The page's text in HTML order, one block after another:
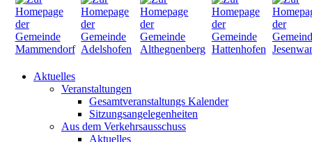
Aktuelles
Veranstaltungen
Gesamtveranstaltungs Kalender
Sitzungsangelegenheiten
Aus dem Verkehrsausschuss
Aktuelles